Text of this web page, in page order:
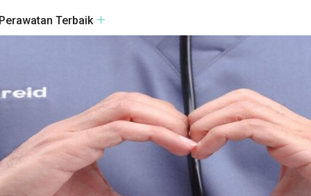
Terbaik